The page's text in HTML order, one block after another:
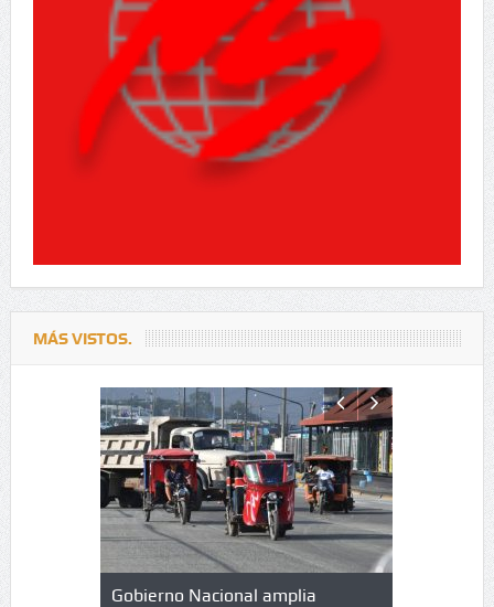
MÁS VISTOS.
Gobierno Nacional amplia